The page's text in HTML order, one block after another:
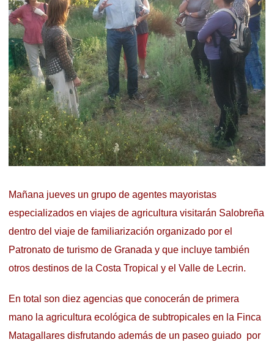
Mañana jueves un grupo de agentes mayoristas
especializados en viajes de agricultura visitarán Salobreña
dentro del viaje de familiarización organizado por el
Patronato de turismo de Granada y que incluye también
otros destinos de la Costa Tropical y el Valle de Lecrin.
En total son diez agencias que conocerán de primera
mano la agricultura ecológica de subtropicales en la Finca
Matagallares disfrutando además de un paseo guiado por